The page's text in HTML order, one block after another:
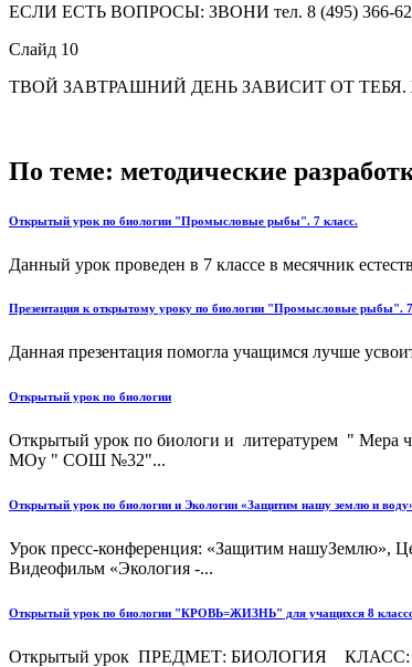
ЕСЛИ ЕСТЬ ВОПРОСЫ: ЗВОНИ тел. 8 (495) 366-
Слайд 10
ТВОЙ ЗАВТРАШНИЙ ДЕНЬ ЗАВИСИТ ОТ
По теме: методические
Открытый урок по биологии "Промысловые рыбы". 7 класс.
Данный урок проведен в 7 классе в месячник
Презентация к открытому уроку по биологии "Промысловые рыбы". 7
Данная презентация помогла учащимся лучше
Открытый урок по биологии
Открытый урок по биологи и литературем " Мера
МОу " СОШ №32"...
Открытый урок по биологии и Экологии «Защитим нашу землю и
Урок пресс-конференция: «Защитим нашуЗемлю»,
Видеофильм «Экология -...
Открытый урок по биологии "КРОВЬ=ЖИЗНЬ" для учащихся 8
Открытый урок ПРЕДМЕТ: БИОЛОГИЯ КЛАСС: 8